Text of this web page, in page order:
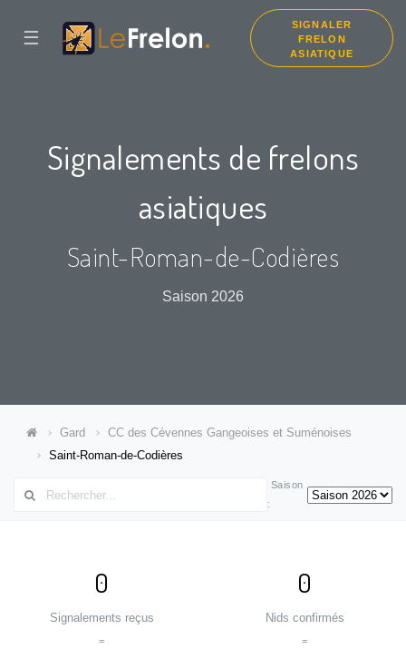
☰
SIGNALER
FRELON
ASIATIQUE
Signalements de frelons
asiatiques
Saint-Roman-de-Codières
Saison 2026
Gard
CC des Cévennes Gangeoises et Suménoises
Saint-Roman-de-Codières
Saison
:
0
Signalements reçus
=
0
Nids confirmés
=